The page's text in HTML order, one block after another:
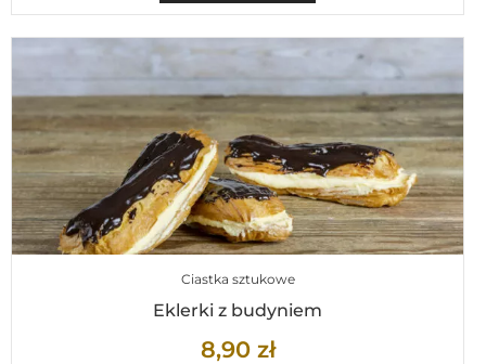
Ciastka sztukowe
Eklerki z budyniem
8,90 zł